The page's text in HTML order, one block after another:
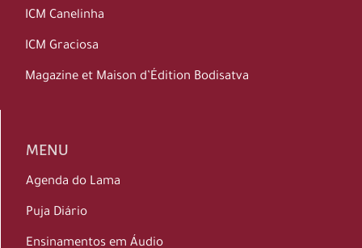
ICM Canelinha
ICM Graciosa
Magazine et Maison d’Édition Bodisatva
MENU
Agenda do Lama
Puja Diário
Ensinamentos em Áudio